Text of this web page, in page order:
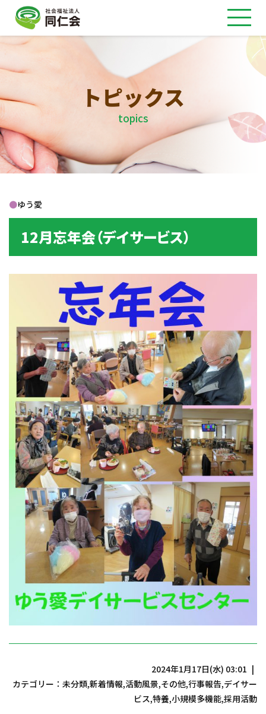
トピックス
topics
●ゆう愛
12月忘年会（デイサービス）
2024年1月17日(水) 03:01
カテゴリー： 未分類,新着情報,活動風景,その他,行事報告,デイサー
ビス,特養,小規模多機能,採用活動